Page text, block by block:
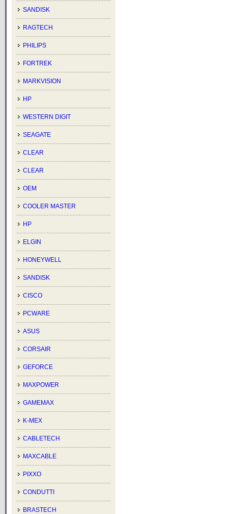
SANDISK
RAGTECH
PHILIPS
FORTREK
MARKVISION
HP
WESTERN DIGIT
SEAGATE
CLEAR
CLEAR
OEM
COOLER MASTER
HP
ELGIN
HONEYWELL
SANDISK
CISCO
PCWARE
ASUS
CORSAIR
GEFORCE
MAXPOWER
GAMEMAX
K-MEX
CABLETECH
MAXCABLE
PIXXO
CONDUTTI
BRASTECH